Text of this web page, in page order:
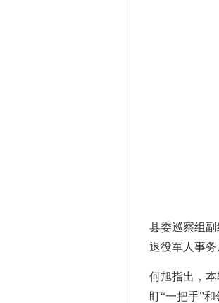
县委巡察组
退役军人事务
何旭指出，
盯“一把手”